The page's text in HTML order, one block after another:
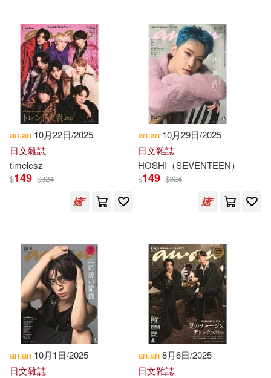
an.an 10月22日/2025
日文雜誌
timelesz
$149 $324
an.an 10月29日/2025
日文雜誌
HOSHI（SEVENTEEN）
$149 $324
an.an 10月1日/2025
日文雜誌
an.an8月6日/2025
日文雜誌